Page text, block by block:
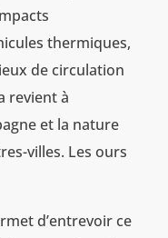
thermiques,
de circulation
revient à
et la nature
villes. Les ours
d’entrevoir ce